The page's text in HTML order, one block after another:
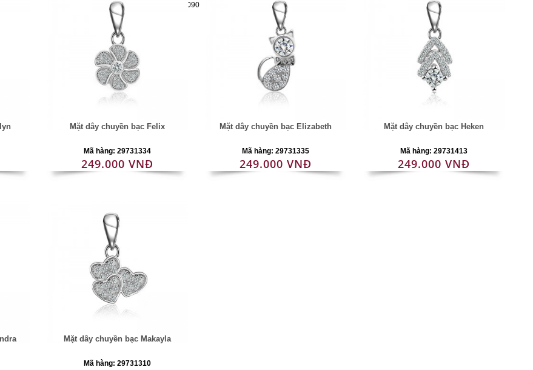
Mã hàng:63931090
Mặt dây chuyền bạc Felix
Mã hàng: 29731334
249.000 VNĐ
Mặt dây chuyền bạc Elizabeth
Mã hàng: 29731335
249.000 VNĐ
Mặt dây chuyền bạc Heken
Mã hàng: 29731413
249.000 VNĐ
Mặt dây chuyền bạc Makayla
Mã hàng: 29731310